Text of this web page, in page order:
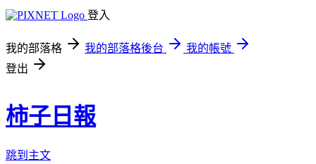
登入
我的部落格 我的部落格後台
我的帳號
登出
柿子日報
跳到主文